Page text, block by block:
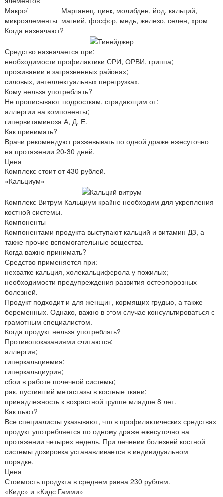
Макро/
микроэлементы
Марганец, цинк, молибден, йод, кальций,
магний, фосфор, медь, железо, селен, хром
Когда назначают?
Средство назначается при:
необходимости профилактики ОРИ, ОРВИ, гриппа;
проживании в загрязненных районах;
силовых, интеллектуальных перегрузках.
Кому нельзя употреблять?
Не прописывают подросткам, страдающим от:
аллергии на компоненты;
гипервитаминоза А, Д, Е.
Как принимать?
Врачи рекомендуют разжевывать по одной драже ежесуточно
на протяжении 20-30 дней.
Цена
Комплекс стоит от 430 рублей.
«Кальциум»
Комплекс Витрум Кальциум крайне необходим для укрепления
костной системы.
Компоненты
Компонентами продукта выступают кальций и витамин Д3, а
также прочие вспомогательные вещества.
Когда важно принимать?
Средство применяется при:
нехватке кальция, холекальциферола у пожилых;
необходимости предупреждения развития остеопорозных
болезней.
Продукт подходит и для женщин, кормящих грудью, а также
беременных. Однако, важно в этом случае консультироваться с
грамотным специалистом.
Когда продукт нельзя употреблять?
Противопоказаниями считаются:
аллергия;
гиперкальциемия;
гиперкальциурия;
сбои в работе почечной системы;
рак, пустивший метастазы в костные ткани;
принадлежность к возрастной группе младше 8 лет.
Как пьют?
Все специалисты указывают, что в профилактических средствах
продукт употребляется по одному драже ежесуточно на
протяжении четырех недель. При лечении болезней костной
системы дозировка устанавливается в индивидуальном
порядке.
Цена
Стоимость продукта в среднем равна 230 рублям.
«Кидс» и «Кидс Гамми»